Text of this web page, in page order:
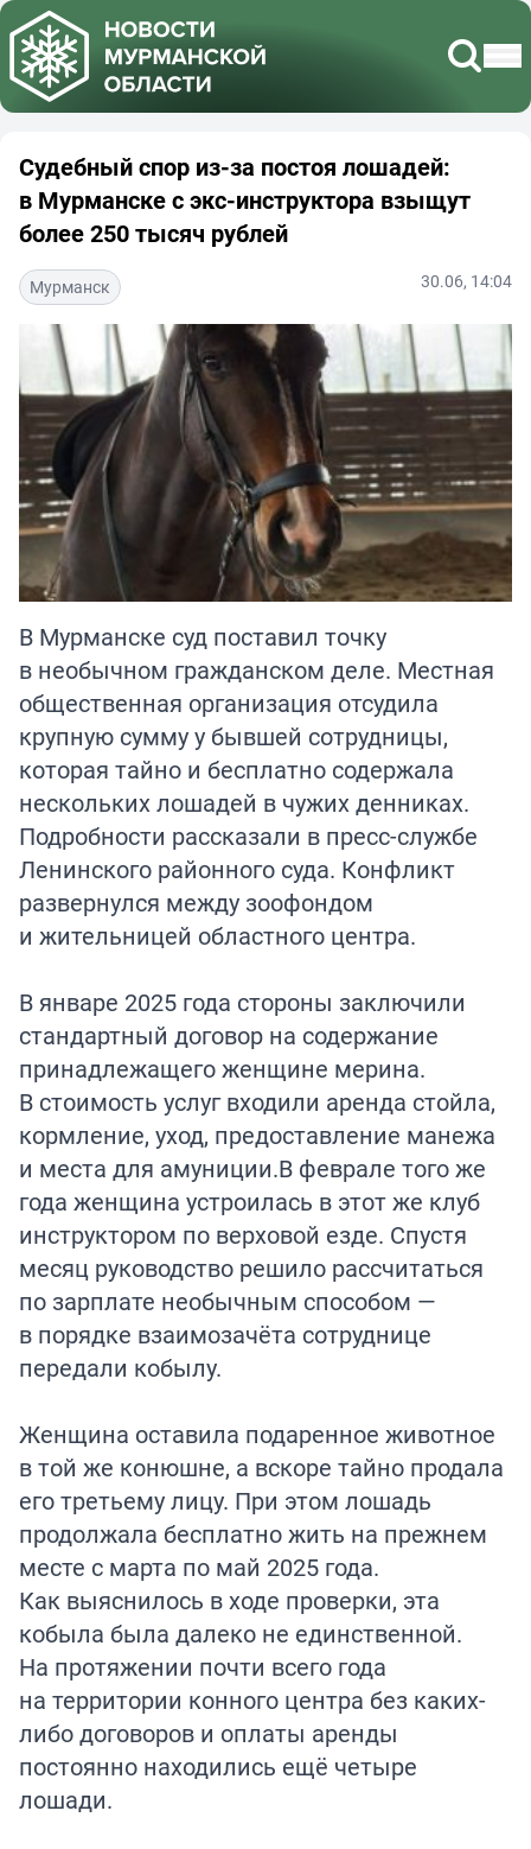
Судебный спор из-за постоя лошадей:
в Мурманске с экс-инструктора взыщут
более 250 тысяч рублей
Мурманск 30.06, 14:04
В Мурманске суд поставил точку
в необычном гражданском деле. Местная
общественная организация отсудила
крупную сумму у бывшей сотрудницы,
которая тайно и бесплатно содержала
нескольких лошадей в чужих денниках.
Подробности рассказали в пресс-службе
Ленинского районного суда. Конфликт
развернулся между зоофондом
и жительницей областного центра.
В январе 2025 года стороны заключили
стандартный договор на содержание
принадлежащего женщине мерина.
В стоимость услуг входили аренда стойла,
кормление, уход, предоставление манежа
и места для амуниции.В феврале того же
года женщина устроилась в этот же клуб
инструктором по верховой езде. Спустя
месяц руководство решило рассчитаться
по зарплате необычным способом —
в порядке взаимозачёта сотруднице
передали кобылу.
Женщина оставила подаренное животное
в той же конюшне, а вскоре тайно продала
его третьему лицу. При этом лошадь
продолжала бесплатно жить на прежнем
месте с марта по май 2025 года.
Как выяснилось в ходе проверки, эта
кобыла была далеко не единственной.
На протяжении почти всего года
на территории конного центра без каких-
либо договоров и оплаты аренды
постоянно находились ещё четыре
лошади.